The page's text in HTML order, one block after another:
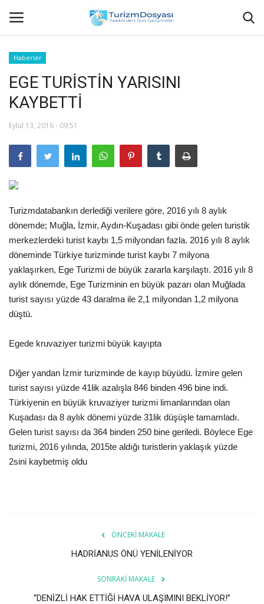
Anasayfa
Bize Ulaşın
Halil ÖNCÜ kimdir?
Haberler
Görüntülü
Araştırma - İnceleme
Lezzet Durakları
Röportajlar
Gezi - Yorum
Sizlerden Gelenler
Yorumlar
Haberler
EGE TURİSTİN YARISINI
KAYBETTİ
Eylül 13, 2016 - 09:51
Turizmdatabankın derlediği verilere göre, 2016 yılı 8 aylık
dönemde; Muğla, İzmir, Aydın-Kuşadası gibi önde gelen turistik
merkezlerdeki turist kaybı 1,5 milyondan fazla. 2016 yılı 8 aylık
döneminde Türkiye turizminde turist kaybı 7 milyona
yaklaşırken, Ege Turizmi de büyük zararla karşılaştı. 2016 yılı 8
aylık dönemde, Ege Turizminin en büyük pazarı olan Muğlada
turist sayısı yüzde 43 daralma ile 2,1 milyondan 1,2 milyona
düştü.
Egede kruvaziyer turizmi büyük kayıpta
Diğer yandan İzmir turizminde de kayıp büyüdü. İzmire gelen
turist sayısı yüzde 41lik azalışla 846 binden 496 bine indi.
Türkiyenin en büyük kruvaziyer turizmi limanlarından olan
Kuşadası da 8 aylık dönemi yüzde 31lik düşüşle tamamladı.
Gelen turist sayısı da 364 binden 250 bine geriledi. Böylece Ege
turizmi, 2016 yılında, 2015te aldığı turistlerin yaklaşık yüzde
2sini kaybetmiş oldu
ÖNCEKI MAKALE
HADRİANUS ÖNÜ YENİLENİYOR
SONRAKI MAKALE
“DENİZLİ HAK ETTİĞİ HAVA ULAŞIMINI BEKLİYOR!”